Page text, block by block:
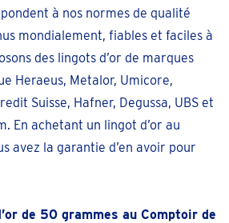
à nos normes de qualité
mondialement, fiables et faciles à
des lingots d’or de marques
Heraeus, Metalor, Umicore,
Suisse, Hafner, Degussa, UBS et
En achetant un lingot d’or au
avez la garantie d’en avoir pour
de 50 grammes au Comptoir de